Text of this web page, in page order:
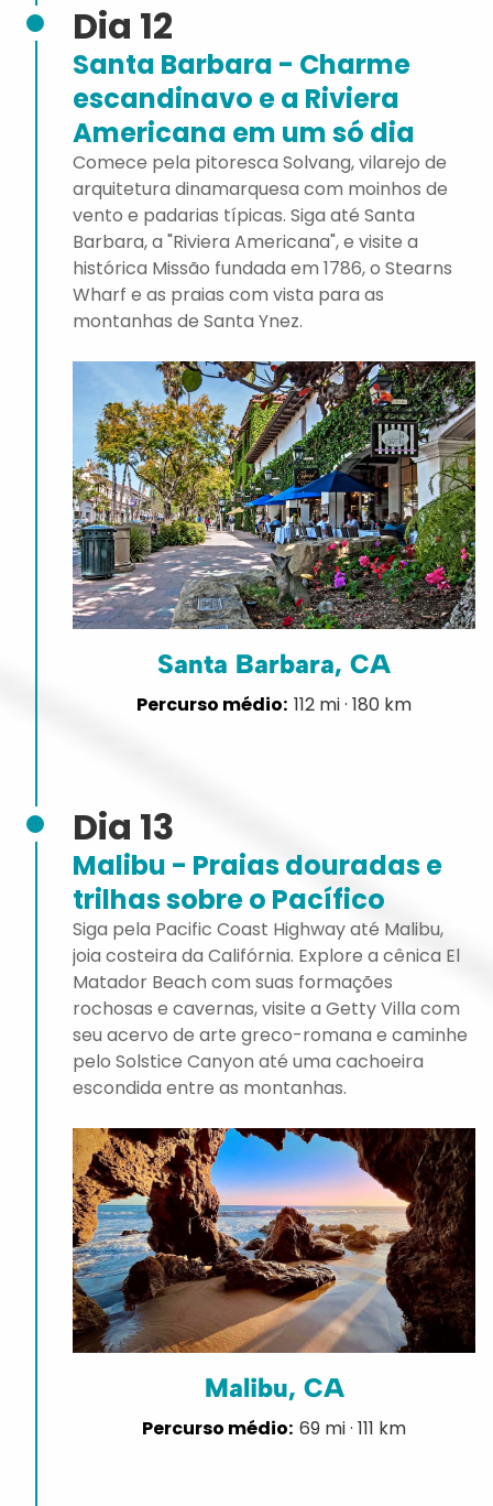
Dia 12
Santa Barbara - Charme
escandinavo e a Riviera
Americana em um só dia
Comece pela pitoresca Solvang, vilarejo de
arquitetura dinamarquesa com moinhos de
vento e padarias típicas. Siga até Santa
Barbara, a "Riviera Americana", e visite a
histórica Missão fundada em 1786, o Stearns
Wharf e as praias com vista para as
montanhas de Santa Ynez.
Santa Barbara, CA
112 mi · 180 km
Dia 13
Malibu - Praias douradas e
trilhas sobre o Pacífico
Siga pela Pacific Coast Highway até Malibu,
joia costeira da Califórnia. Explore a cênica El
Matador Beach com suas formações
rochosas e cavernas, visite a Getty Villa com
seu acervo de arte greco-romana e caminhe
pelo Solstice Canyon até uma cachoeira
escondida entre as montanhas.
Malibu, CA
69 mi · 111 km